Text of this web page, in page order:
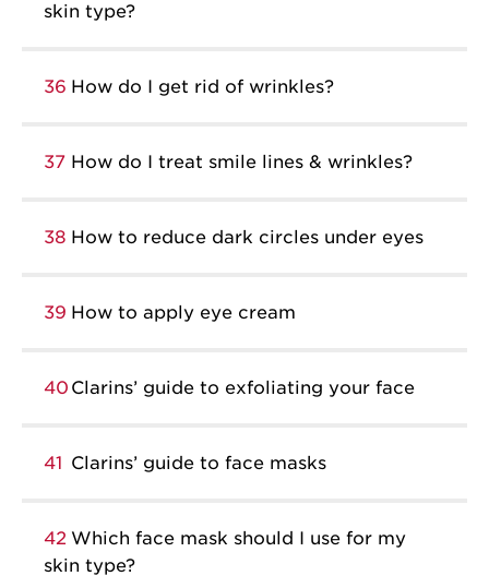
skin type?
36 How do I get rid of wrinkles?
37 How do I treat smile lines & wrinkles?
38 How to reduce dark circles under eyes
39 How to apply eye cream
40 Clarins’ guide to exfoliating your face
41 Clarins’ guide to face masks
42 Which face mask should I use for my
skin type?